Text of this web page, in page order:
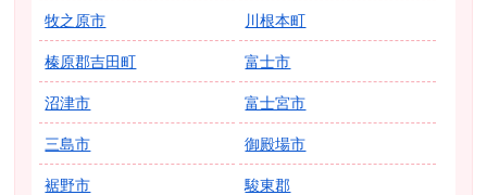
牧之原市 川根本町
榛原郡吉田町 富士市
沼津市 富士宮市
三島市 御殿場市
裾野市 駿東郡